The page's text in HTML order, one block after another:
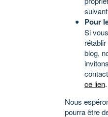
suivant
Pour
Si
blog,
ce lien.
Nous
pourra être